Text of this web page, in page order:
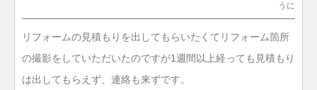
うに
リフォームの見積もりを出してもらいたくてリフォーム箇所
の撮影をしていただいたのですが1週間以上経っても見積もり
は出してもらえず、連絡も来ずです。